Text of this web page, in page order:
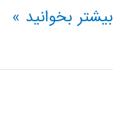
تعاریف
داده
بیشتر بخوانید »